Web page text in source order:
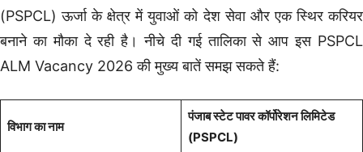
(PSPCL) ऊर्जा के क्षेत्र में युवाओं को देश सेवा और एक स्थिर करियर
बनाने का मौका दे रही है। नीचे दी गई तालिका से आप इस PSPCL
ALM Vacancy 2026 की मुख्य बातें समझ सकते हैं:
विभाग का नाम
पंजाब स्टेट पावर कॉर्पोरेशन लिमिटेड
(PSPCL)